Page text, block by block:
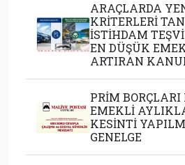
ARAÇLARDA
KRİTERLERİ
İSTİHDAM
EN DÜŞÜK
ARTIRAN
PRİM BORÇLARI
EMEKLİ
KESİNTİ
GENELGE